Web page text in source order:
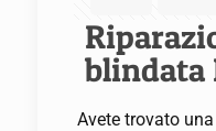
blindata
Avete trovato